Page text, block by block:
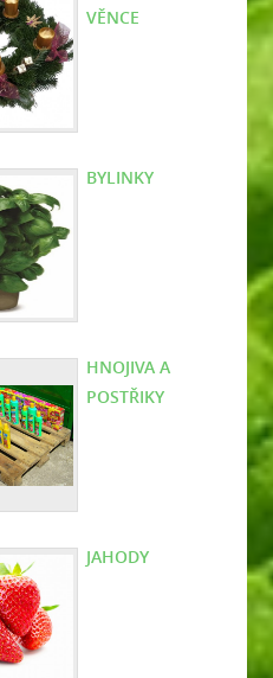
VĚNCE
BYLINKY
HNOJIVA A
POSTŘIKY
JAHODY